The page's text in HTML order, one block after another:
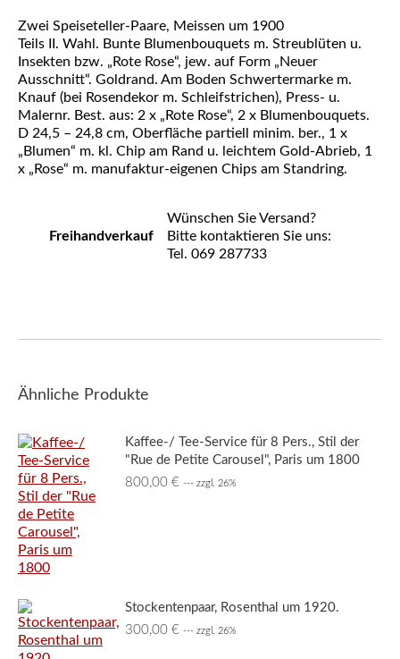
Zwei Speiseteller-Paare, Meissen um 1900
Teils II. Wahl. Bunte Blumenbouquets m. Streublüten u.
Insekten bzw. „Rote Rose“, jew. auf Form „Neuer
Ausschnitt“. Goldrand. Am Boden Schwertermarke m.
Knauf (bei Rosendekor m. Schleifstrichen), Press- u.
Malernr. Best. aus: 2 x „Rote Rose“, 2 x Blumenbouquets.
D 24,5 – 24,8 cm, Oberfläche partiell minim. ber., 1 x
„Blumen“ m. kl. Chip am Rand u. leichtem Gold-Abrieb, 1
x „Rose“ m. manufaktur-eigenen Chips am Standring.
Freihandverkauf
Wünschen Sie Versand?
Bitte kontaktieren Sie uns:
Tel. 069 287733
Ähnliche Produkte
Kaffee-/ Tee-Service für 8 Pers., Stil der
"Rue de Petite Carousel", Paris um 1800
800,00 € --- zzgl. 26%
Stockentenpaar, Rosenthal um 1920.
300,00 € --- zzgl. 26%